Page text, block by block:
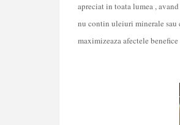
apreciat in toata lumea,
nu contin uleiuri minerale
maximizeaza afectele